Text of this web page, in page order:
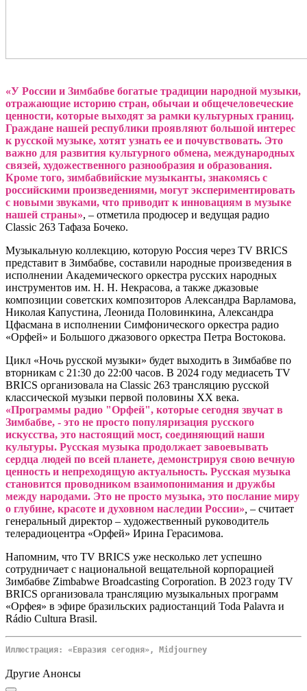
«У России и Зимбабве богатые традиции народной музыки,
отражающие историю стран, обычаи и общечеловеческие
ценности, которые выходят за рамки культурных границ.
Граждане нашей республики проявляют большой интерес
к русской музыке, хотят узнать ее и почувствовать. Это
важно для развития культурного обмена, международных
связей, художественного разнообразия и образования.
Кроме того, зимбабвийские музыканты, знакомясь с
российскими произведениями, могут экспериментировать
с новыми звуками, что приводит к инновациям в музыке
нашей страны», – отметила продюсер и ведущая радио
Classic 263 Тафаза Бочеко.
Музыкальную коллекцию, которую Россия через TV BRICS
представит в Зимбабве, составили народные произведения в
исполнении Академического оркестра русских народных
инструментов им. Н. Н. Некрасова, а также джазовые
композиции советских композиторов Александра Варламова,
Николая Капустина, Леонида Половинкина, Александра
Цфасмана в исполнении Симфонического оркестра радио
«Орфей» и Большого джазового оркестра Петра Востокова.
Цикл «Ночь русской музыки» будет выходить в Зимбабве по
вторникам с 21:30 до 22:00 часов. В 2024 году медиасеть TV
BRICS организовала на Classic 263 трансляцию русской
классической музыки первой половины XX века.
«Программы радио "Орфей", которые сегодня звучат в
Зимбабве, - это не просто популяризация русского
искусства, это настоящий мост, соединяющий наши
культуры. Русская музыка продолжает завоевывать
сердца людей по всей планете, демонстрируя свою вечную
ценность и непреходящую актуальность. Русская музыка
становится проводником взаимопонимания и дружбы
между народами. Это не просто музыка, это послание миру
о глубине, красоте и духовном наследии России» – считает
генеральный директор – художественный руководитель
телерадиоцентра «Орфей» Ирина Герасимова.
Напомним, что TV BRICS уже несколько лет успешно
сотрудничает с национальной вещательной корпорацией
Зимбабве Zimbabwe Broadcasting Corporation. В 2023 году TV
BRICS организовала трансляцию музыкальных программ
«Орфея» в эфире бразильских радиостанций Toda Palavra и
Rádio Cultura Brasil.
Иллюстрация: «Евразия сегодня», Midjourney
Другие Анонсы